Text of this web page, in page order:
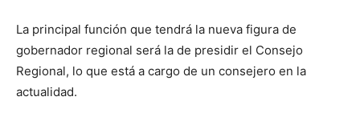
La principal función que tendrá la nueva figura de
gobernador regional será la de presidir el Consejo
Regional, lo que está a cargo de un consejero en la
actualidad.